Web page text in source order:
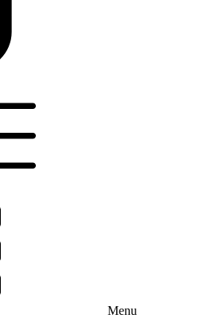
Menu